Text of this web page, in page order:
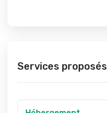
Services proposés